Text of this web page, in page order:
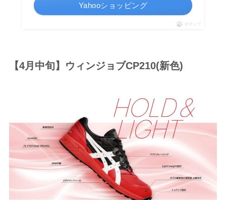
Yahooショッピング
ポチップ
【4月中旬】ウィンジョブCP210(新色)